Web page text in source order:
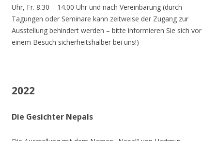
Uhr, Fr. 8.30 – 14.00 Uhr und nach Vereinbarung (durch
Tagungen oder Seminare kann zeitweise der Zugang zur
Ausstellung behindert werden – bitte informieren Sie sich vor
einem Besuch sicherheitshalber bei uns!)
2022
Die Gesichter Nepals